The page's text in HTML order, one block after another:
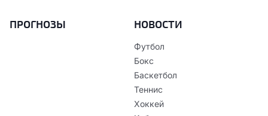
ПРОГНОЗЫ НОВОСТИ
Футбол
Бокс
Баскетбол
Теннис
Хоккей